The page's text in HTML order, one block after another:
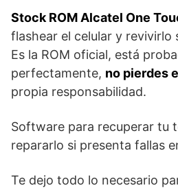
Stock ROM Alcatel One
flashear el celular y revivirlo
Es la ROM oficial, está
perfectamente, no pierdes
propia responsabilidad.
Software para recuperar tu
repararlo si presenta fallas
Te dejo todo lo necesario